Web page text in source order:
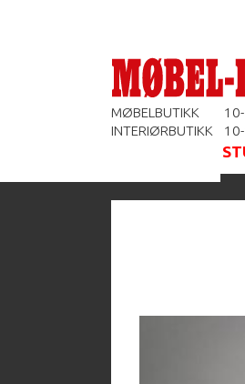
MØBELBUTIKK
INTERIØRBUTIKK